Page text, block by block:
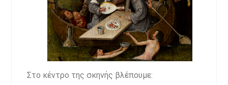
Στο κέντρο της σκηνής βλέπουμε: